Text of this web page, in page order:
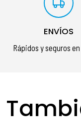
ENVÍOS
Rápidos y seguros